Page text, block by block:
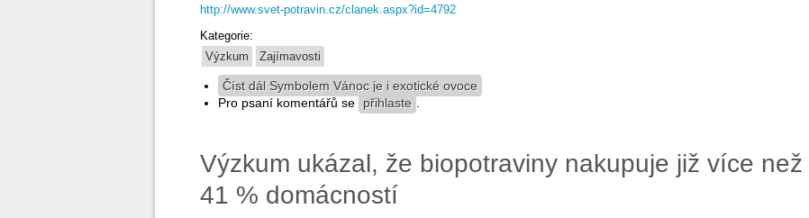
http://www.svet-potravin.cz/clanek.aspx?id=4792
Kategorie:
Výzkum
Zajímavosti
Číst dál Symbolem Vánoc je i exotické ovoce
Pro psaní komentářů se
přihlaste
Výzkum ukázal, že biopotraviny nakupuje již více než
41 % domácností